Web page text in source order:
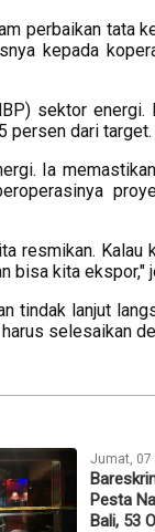
perbaikan tata
kepada
sektor
persen dari target.
Ia
resmikan. Kalau
bisa kita ekspor,"
tindak lanjut
selesaikan
Jumat, 07
Pesta
Bali, 53